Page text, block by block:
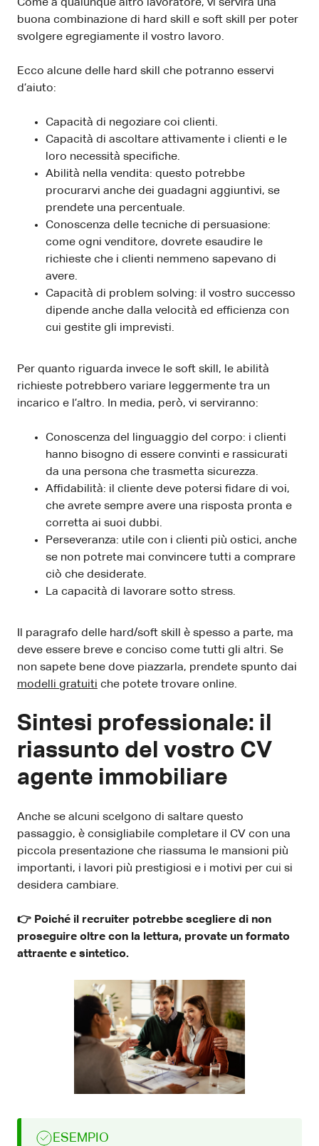
Come a qualunque altro lavoratore, vi servirà una
buona combinazione di hard skill e soft skill per poter
svolgere egregiamente il vostro lavoro.
Ecco alcune delle hard skill che potranno esservi
d’aiuto:
Capacità di negoziare coi clienti.
Capacità di ascoltare attivamente i clienti e le
loro necessità specifiche.
Abilità nella vendita: questo potrebbe
procurarvi anche dei guadagni aggiuntivi, se
prendete una percentuale.
Conoscenza delle tecniche di persuasione:
come ogni venditore, dovrete esaudire le
richieste che i clienti nemmeno sapevano di
avere.
Capacità di problem solving: il vostro successo
dipende anche dalla velocità ed efficienza con
cui gestite gli imprevisti.
Per quanto riguarda invece le soft skill, le abilità
richieste potrebbero variare leggermente tra un
incarico e l’altro. In media, però, vi serviranno:
Conoscenza del linguaggio del corpo: i clienti
hanno bisogno di essere convinti e rassicurati
da una persona che trasmetta sicurezza.
Affidabilità: il cliente deve potersi fidare di voi,
che avrete sempre avere una risposta pronta e
corretta ai suoi dubbi.
Perseveranza: utile con i clienti più ostici, anche
se non potrete mai convincere tutti a comprare
ciò che desiderate.
La capacità di lavorare sotto stress.
Il paragrafo delle hard/soft skill è spesso a parte, ma
deve essere breve e conciso come tutti gli altri. Se
non sapete bene dove piazzarla, prendete spunto dai
modelli gratuiti che potete trovare online.
Sintesi professionale: il
riassunto del vostro CV
agente immobiliare
Anche se alcuni scelgono di saltare questo
passaggio, è consigliabile completare il CV con una
piccola presentazione che riassuma le mansioni più
importanti, i lavori più prestigiosi e i motivi per cui si
desidera cambiare.
👉 Poiché il recruiter potrebbe scegliere di non
proseguire oltre con la lettura, provate un formato
attraente e sintetico.
ESEMPIO